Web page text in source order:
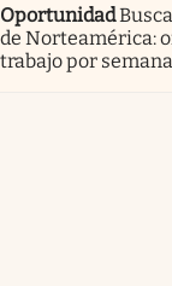
Oportunidad
de Norteamérica:
trabajo por semana